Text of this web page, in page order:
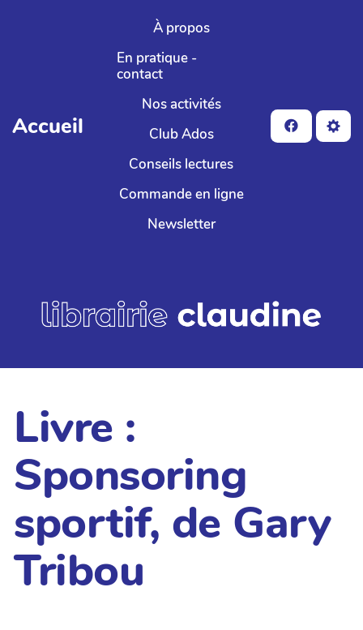
Aller au contenu principal
Accueil
À propos
En pratique -
contact
Nos activités
Club Ados
Conseils lectures
Commande en ligne
Newsletter
Livre :
Sponsoring
sportif, de Gary
Tribou